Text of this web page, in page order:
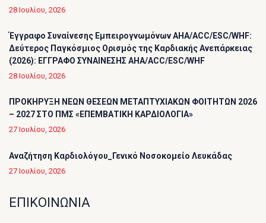
28 Ιουλίου, 2026
Έγγραφο Συναίνεσης Εμπειρογνωμόνων AHA/ACC/ESC/WHF:
Δεύτερος Παγκόσμιος Ορισμός της Καρδιακής Ανεπάρκειας
(2026): ΕΓΓΡΑΦΟ ΣΥΝΑΙΝΕΣΗΣ AHA/ACC/ESC/WHF
28 Ιουλίου, 2026
ΠΡΟΚΗΡΥΞΗ ΝΕΩΝ ΘΕΣΕΩΝ ΜΕΤΑΠΤΥΧΙΑΚΩΝ ΦΟΙΤΗΤΩΝ 2026
– 2027 ΣΤΟ ΠΜΣ «ΕΠΕΜΒΑΤΙΚΗ ΚΑΡΔΙΟΛΟΓΙΑ»
27 Ιουλίου, 2026
Αναζήτηση Καρδιολόγου_Γενικό Νοσοκομείο Λευκάδας
27 Ιουλίου, 2026
ΕΠΙΚΟΙΝΩΝΙΑ